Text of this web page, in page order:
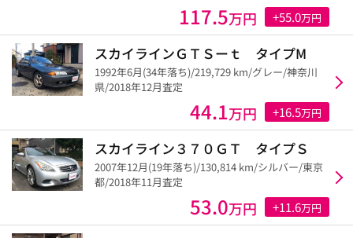
117.5万円 +55.0万円
スカイラインＧＴＳーｔ タイプM
1992年6月(34年落ち)/219,729 km/グレー/神奈川
県/2018年12月査定
44.1万円 +16.5万円
スカイライン３７０ＧＴ タイプＳ
2007年12月(19年落ち)/130,814 km/シルバー/東京
都/2018年11月査定
53.0万円 +11.6万円